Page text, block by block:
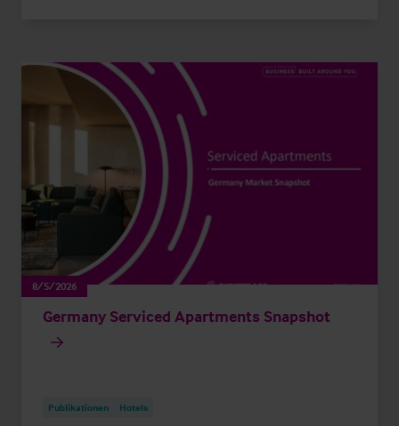
8/5/2026
Germany Serviced Apartments Snapshot
Publikationen Hotels